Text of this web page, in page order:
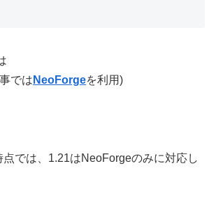
では NeoForgeを利用)
では、1.21はNeoForgeのみに対応し